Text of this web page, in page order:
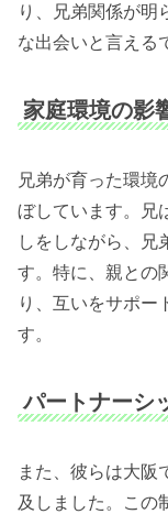
り、兄弟関係が明
な出会いと言える
家庭環境の影
兄弟が育った環境
ぼしています。兄
しをしながら、兄
す。特に、親との
り、互いをサポー
す。
パートナーシ
また、彼らは大阪
及しました。この